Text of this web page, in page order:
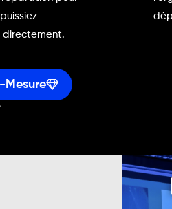
directement.
Mesure